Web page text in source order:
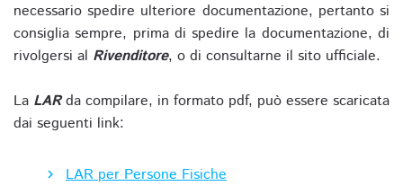
necessario spedire ulteriore documentazione, pertanto si
consiglia sempre, prima di spedire la documentazione, di
rivolgersi al Rivenditore, o di consultarne il sito ufficiale.
La LARda compilare, in formato pdf, può essere scaricata
dai seguenti link:
LAR per Persone Fisiche